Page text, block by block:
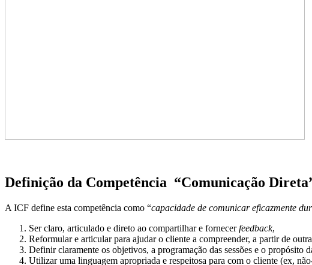
Definição da Competência “Comunicação
A ICF define esta competência como “capacidade de comunicar eficazmente
Ser claro, articulado e direto ao compartilhar e fornecerfeedback,
Reformular e articular para ajudar o cliente a compreender, a partir de
Definir claramente os objetivos, a programação das sessões e o propósito
Utilizar uma linguagem apropriada e respeitosa para com o cliente (ex,